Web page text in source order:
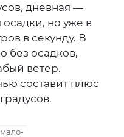
дневная —
но уже в
в секунду. В
без осадков,
ветер.
составит плюс